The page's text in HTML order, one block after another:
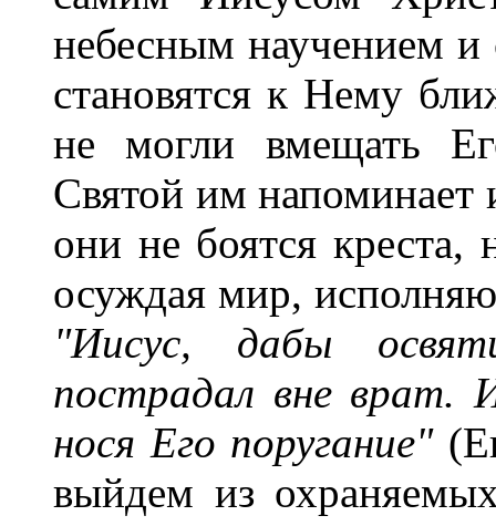
небесным научением и
становятся к Нему
не могли вмещать
Святой им напоминает
они не боятся
осуждая мир,
"Иисус, дабы
пострадал вне врат.
нося Его поругание"
выйдем из